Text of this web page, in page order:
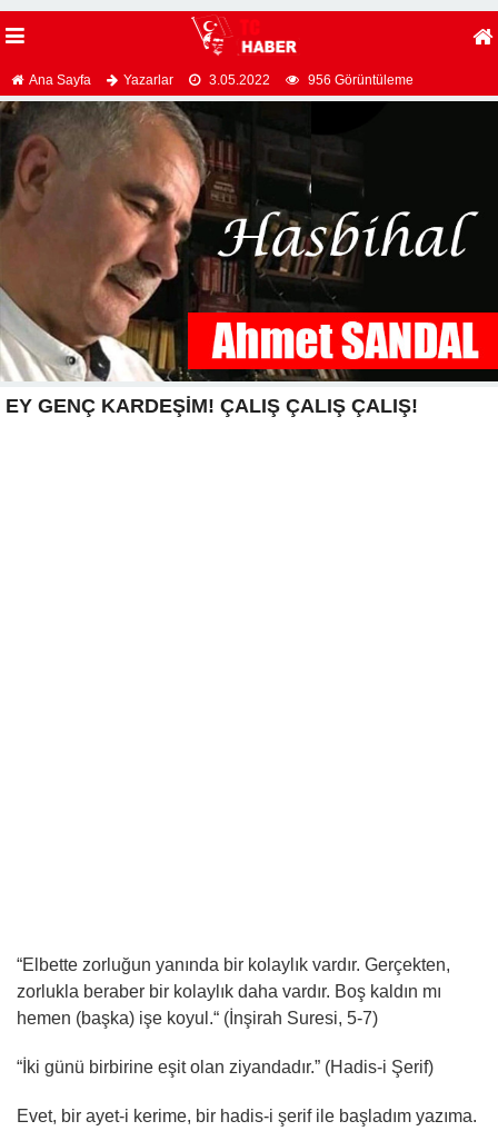
Ana Sayfa Yazarlar 3.05.2022 956 Görüntüleme
EY GENÇ KARDEŞİM! ÇALIŞ ÇALIŞ ÇALIŞ!
“Elbette zorluğun yanında bir kolaylık vardır. Gerçekten,
zorlukla beraber bir kolaylık daha vardır. Boş kaldın mı
hemen (başka) işe koyul.“ (İnşirah Suresi, 5-7)
“İki günü birbirine eşit olan ziyandadır.” (Hadis-i Şerif)
Evet, bir ayet-i kerime, bir hadis-i şerif ile başladım yazıma.